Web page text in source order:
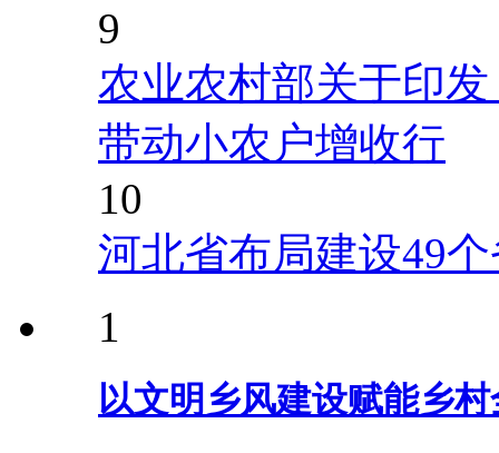
9
农业农村部关于印
带动小农户增收行
10
河北省布局建设49
1
以文明乡风建设赋能乡